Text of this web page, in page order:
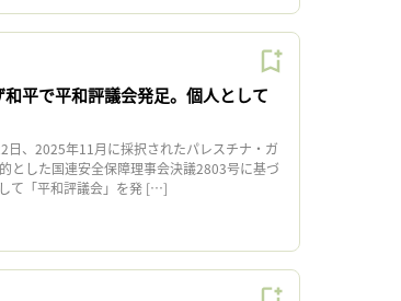
和平で平和評議会発足。個人として
、2025年11月に採択されたパレスチナ・ガ
とした国連安全保障理事会決議2803号に基づ
て「平和評議会」を発 […]